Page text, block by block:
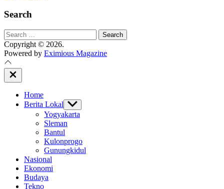
Search
Search
for:
Copyright © 2026.
Powered by Eximious Magazine
Close
Off
Home
Berita Lokal Show
sub
menu
Yogyakarta
Sleman
Bantul
Kulonprogo
Gunungkidul
Nasional
Ekonomi
Budaya
Tekno